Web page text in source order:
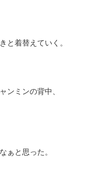
と着替えていく。
ンミンの背中、
ぁと思った。